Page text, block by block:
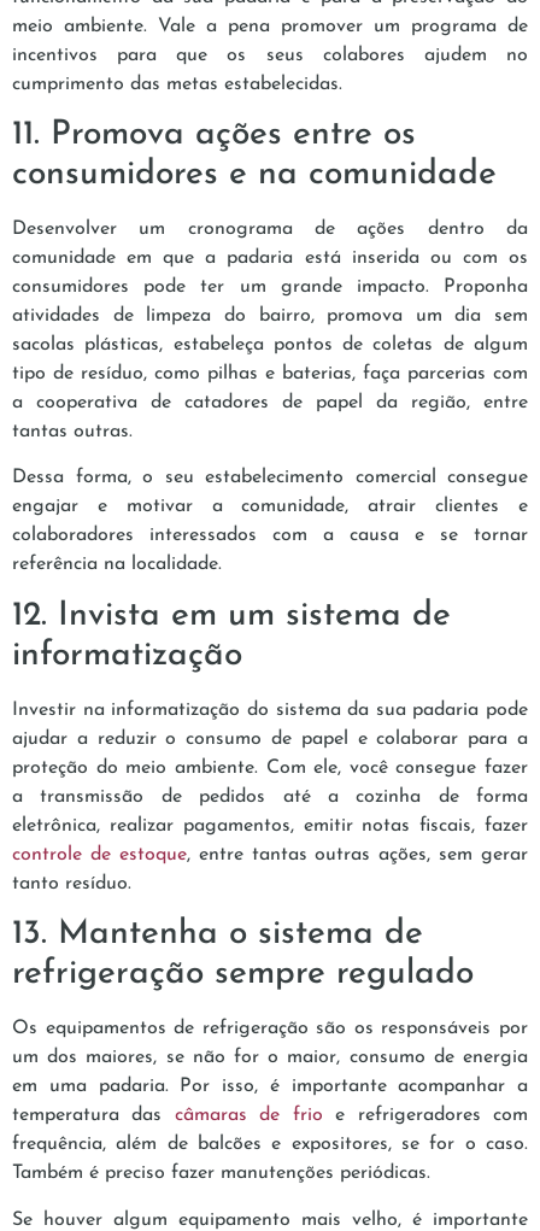
meio ambiente. Vale a pena promover um programa de
incentivos para que os seus colabores ajudem no
cumprimento das metas estabelecidas.
11. Promova ações entre os
consumidores e na comunidade
Desenvolver um cronograma de ações dentro da
comunidade em que a padaria está inserida ou com os
consumidores pode ter um grande impacto. Proponha
atividades de limpeza do bairro, promova um dia sem
sacolas plásticas, estabeleça pontos de coletas de algum
tipo de resíduo, como pilhas e baterias, faça parcerias com
a cooperativa de catadores de papel da região, entre
tantas outras.
Dessa forma, o seu estabelecimento comercial consegue
engajar e motivar a comunidade, atrair clientes e
colaboradores interessados com a causa e se tornar
referência na localidade.
12. Invista em um sistema de
informatização
Investir na informatização do sistema da sua padaria pode
ajudar a reduzir o consumo de papel e colaborar para a
proteção do meio ambiente. Com ele, você consegue fazer
a transmissão de pedidos até a cozinha de forma
eletrônica, realizar pagamentos, emitir notas fiscais, fazer
controle de estoque, entre tantas outras ações, sem gerar
tanto resíduo.
13. Mantenha o sistema de
refrigeração sempre regulado
Os equipamentos de refrigeração são os responsáveis por
um dos maiores, se não for o maior, consumo de energia
em uma padaria. Por isso, é importante acompanhar a
temperatura das câmaras de frio e refrigeradores com
frequência, além de balcões e expositores, se for o caso.
Também é preciso fazer manutenções periódicas.
Se houver algum equipamento mais velho, é importante